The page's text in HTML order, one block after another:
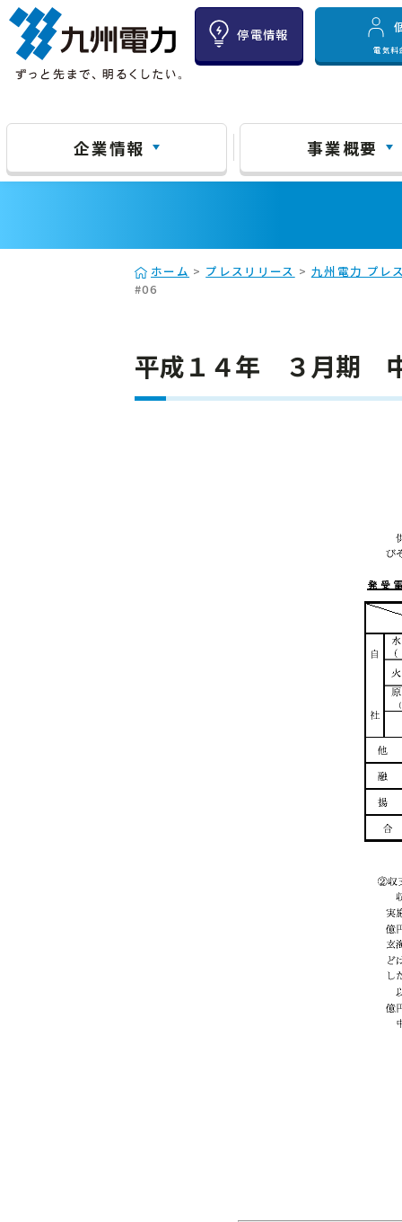
停電情報
電気料
企業情報 事業概要
ホーム > プレスリリース > 九州電力 プレ
#06
平成１４年 ３月期